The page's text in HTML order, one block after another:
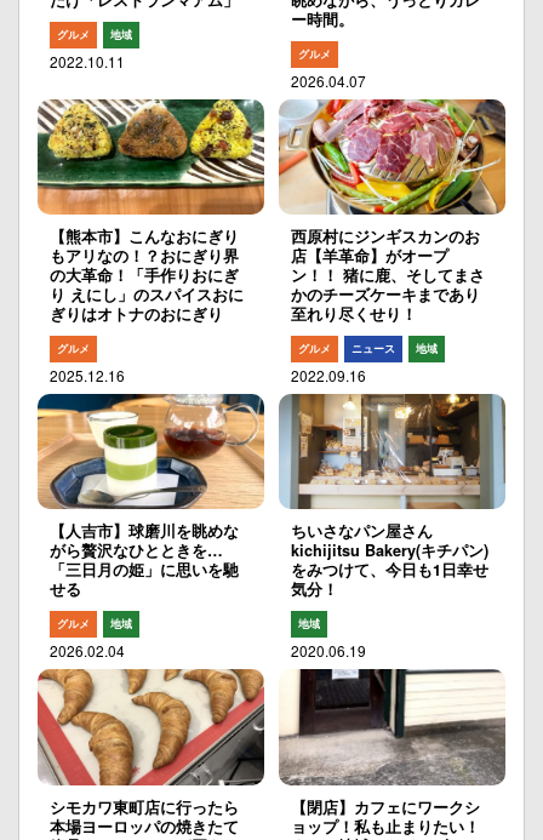
グルメ 地域
2022.10.11
ー時間。
グルメ
2026.04.07
【熊本市】こんなおにぎり
もアリなの！？おにぎり界
の大革命！「手作りおにぎ
り えにし」のスパイスおに
ぎりはオトナのおにぎり
グルメ
2025.12.16
西原村にジンギスカンのお
店【羊革命】がオープ
ン！！ 猪に鹿、そしてまさ
かのチーズケーキまであり
至れり尽くせり！
グルメ ニュース 地域
2022.09.16
【人吉市】球磨川を眺めな
がら贅沢なひとときを…
「三日月の姫」に思いを馳
せる
グルメ 地域
2026.02.04
ちいさなパン屋さん
kichijitsu Bakery(キチパン)
をみつけて、今日も1日幸せ
気分！
地域
2020.06.19
シモカワ東町店に行ったら
本場ヨーロッパの焼きたて
【閉店】カフェにワークシ
ョップ！私も止まりたい！